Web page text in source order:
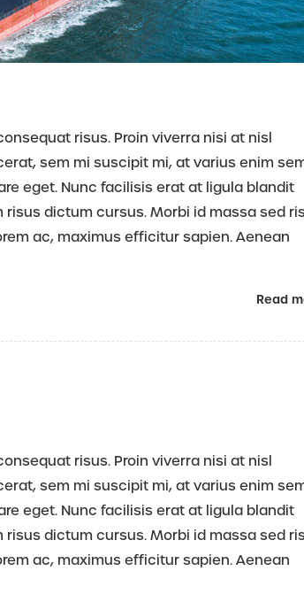
risus. Proin viverra nisi at nisl
sem mi suscipit mi, at varius enim
eget. Nunc facilisis erat at ligula blandit
dictum cursus. Morbi id massa sed
ac, maximus efficitur sapien. Aenean
Read
risus. Proin viverra nisi at nisl
sem mi suscipit mi, at varius enim
eget. Nunc facilisis erat at ligula blandit
dictum cursus. Morbi id massa sed
ac, maximus efficitur sapien. Aenean